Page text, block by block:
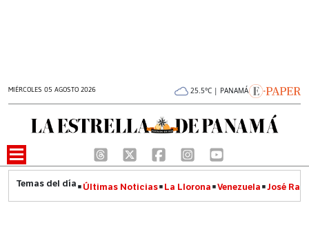
MIÉRCOLES 05 AGOSTO 2026 25.5°C | PANAMÁ
Últimas Noticias La Llorona Venezuela José